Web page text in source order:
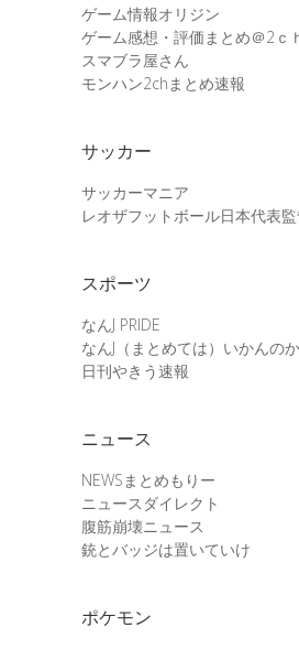
ゲーム情報オリジン
ゲーム感想・評価まとめ＠2ｃ
スマブラ屋さん
モンハン2chまとめ速報
サッカー
サッカーマニア
レオザフットボール日本代表
スポーツ
なんJ PRIDE
なんJ（まとめては）いかんの
日刊やきう速報
ニュース
NEWSまとめもりー
ニュースダイレクト
腹筋崩壊ニュース
銃とバッジは置いていけ
ポケモン